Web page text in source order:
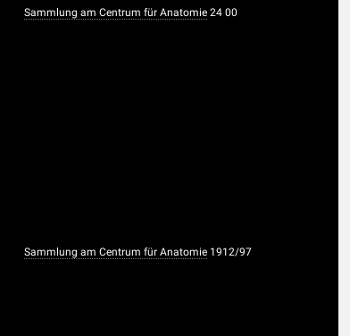
Sammlung am Centrum für Anatomie 24 00
Sammlung am Centrum für Anatomie 1912/97